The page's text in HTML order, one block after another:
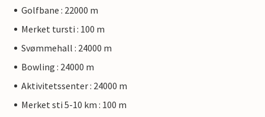
Golfbane : 22000 m
Merket tursti : 100 m
Svømmehall : 24000 m
Bowling : 24000 m
Aktivitetssenter : 24000 m
Merket sti 5-10 km : 100 m